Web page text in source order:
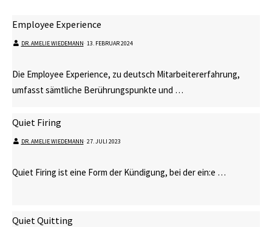
Employee Experience
DR. AMELIE WIEDEMANN⋅ 13. FEBRUAR 2024
Die Employee Experience, zu deutsch Mitarbeitererfahrung,
umfasst sämtliche Berührungspunkte und …
Quiet Firing
DR. AMELIE WIEDEMANN⋅ 27. JULI 2023
Quiet Firing ist eine Form der Kündigung, bei der ein:e …
Quiet Quitting